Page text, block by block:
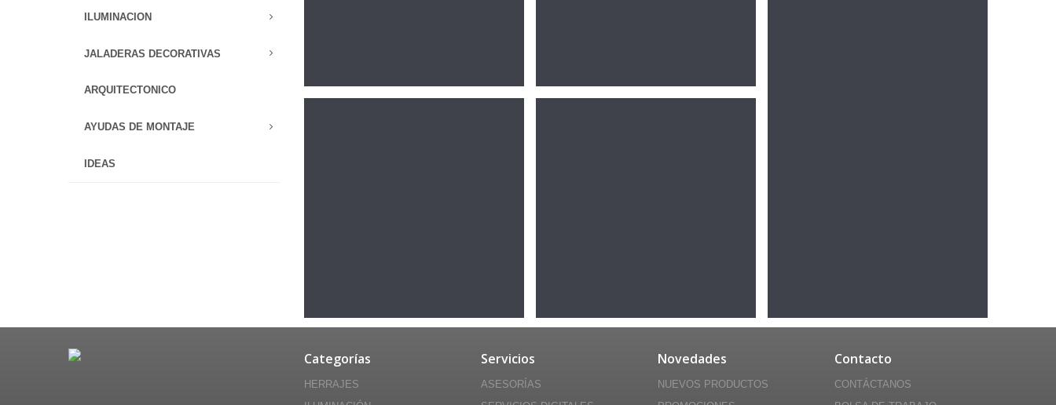
ILUMINACION
JALADERAS DECORATIVAS
ARQUITECTONICO
AYUDAS DE MONTAJE
IDEAS
Categorías
HERRAJES
Servicios
ASESORÍAS
Novedades
NUEVOS PRODUCTOS
Contacto
CONTÁCTANOS